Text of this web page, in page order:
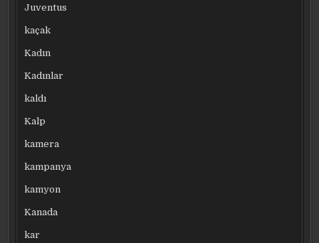
Juventus
kaçak
Kadın
Kadınlar
kaldı
Kalp
kamera
kampanya
kamyon
Kanada
kar